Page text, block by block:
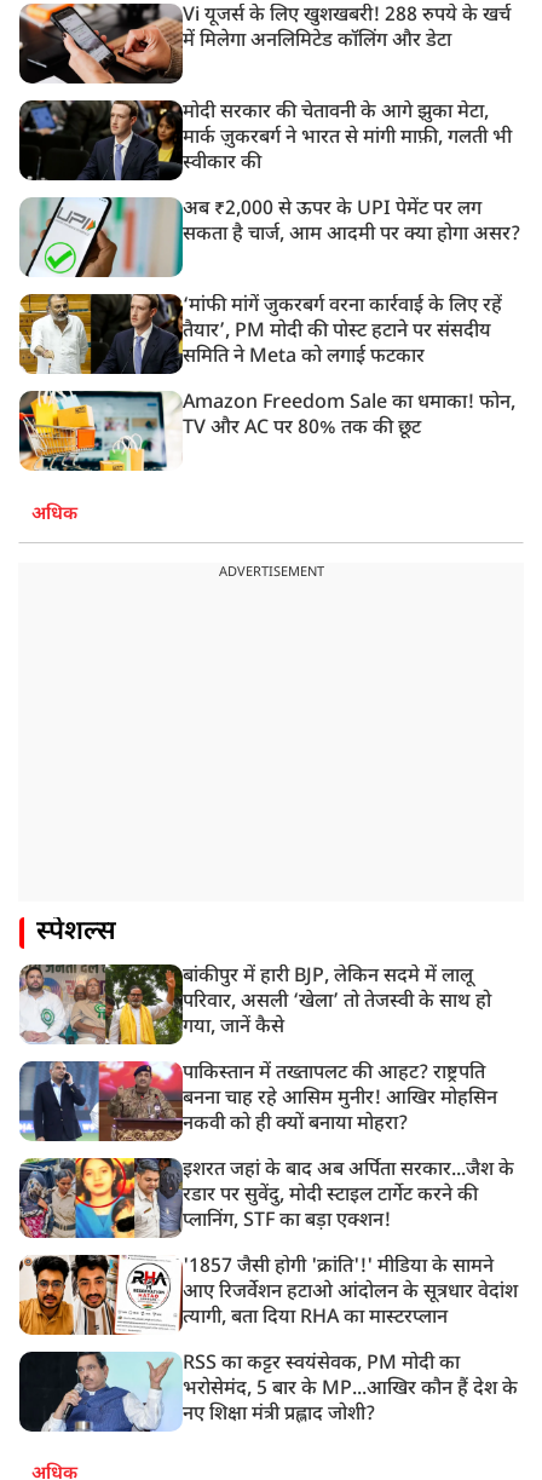
Vi यूजर्स के लिए खुशखबरी! 288 रुपये के खर्च
में मिलेगा अनलिमिटेड कॉलिंग और डेटा
मोदी सरकार की चेतावनी के आगे झुका मेटा,
मार्क ज़ुकरबर्ग ने भारत से मांगी माफ़ी, गलती भी
स्वीकार की
अब ₹2,000 से ऊपर के UPI पेमेंट पर लग
सकता है चार्ज, आम आदमी पर क्या होगा असर?
‘मांफी मांगें जुकरबर्ग वरना कार्रवाई के लिए रहें
तैयार’, PM मोदी की पोस्ट हटाने पर संसदीय
समिति ने Meta को लगाई फटकार
Amazon Freedom Sale का धमाका! फोन,
TV और AC पर 80% तक की छूट
अधिक
ADVERTISEMENT
स्पेशल्स
बांकीपुर में हारी BJP, लेकिन सदमे में लालू
परिवार, असली ‘खेला’ तो तेजस्वी के साथ हो
गया, जानें कैसे
पाकिस्तान में तख्तापलट की आहट? राष्ट्रपति
बनना चाह रहे आसिम मुनीर! आखिर मोहसिन
नकवी को ही क्यों बनाया मोहरा?
इशरत जहां के बाद अब अर्पिता सरकार...जैश के
रडार पर सुवेंदु, मोदी स्टाइल टार्गेट करने की
प्लानिंग, STF का बड़ा एक्शन!
'1857 जैसी होगी 'क्रांति'!' मीडिया के सामने
आए रिजर्वेशन हटाओ आंदोलन के सूत्रधार वेदांश
त्यागी, बता दिया RHA का मास्टरप्लान
RSS का कट्टर स्वयंसेवक, PM मोदी का
भरोसेमंद, 5 बार के MP...आखिर कौन हैं देश के
नए शिक्षा मंत्री प्रह्लाद जोशी?
अधिक